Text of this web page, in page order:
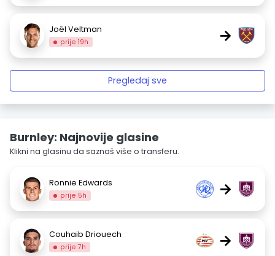
Joël Veltman
prije 19h →
Pregledaj sve
Burnley: Najnovije glasine
Klikni na glasinu da saznaš više o transferu.
Ronnie Edwards
prije 5h →
Couhaib Driouech
prije 7h →